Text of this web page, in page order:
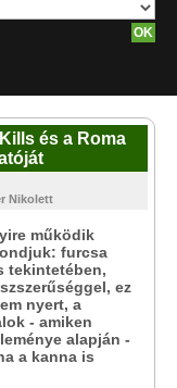
és a Roma
Nikolett
működik
furcsa
tekintetében,
ez
nyert, a
- amiken
alapján -
a kanna is